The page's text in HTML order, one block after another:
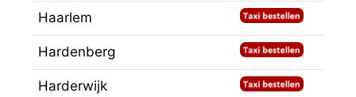
Haarlem
Hardenberg
Harderwijk